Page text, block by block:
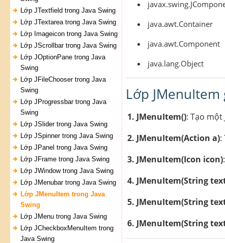
Lớp JTextfield trong Java Swing
Lớp JTextarea trong Java Swing
Lớp Imageicon trong Java Swing
Lớp JScrollbar trong Java Swing
Lớp JOptionPane trong Java
Swing
Lớp JFileChooser trong Java
Swing
Lớp JProgressbar trong Java
Swing
Lớp JSlider trong Java Swing
Lớp JSpinner trong Java Swing
Lớp JPanel trong Java Swing
Lớp JFrame trong Java Swing
Lớp JWindow trong Java Swing
Lớp JMenubar trong Java Swing
Lớp JMenuItem trong Java
Swing
Lớp JMenu trong Java Swing
Lớp JCheckboxMenuItem trong
Java Swing
java.awt.Container
java.awt.Component
java.lang.Object
Lớp
1. JMenuItem(): Tạo một
2. JMenuItem(Action a):
3. JMenuItem(Icon icon)
4. JMenuItem(String
5. JMenuItem(String
6. JMenuItem(String